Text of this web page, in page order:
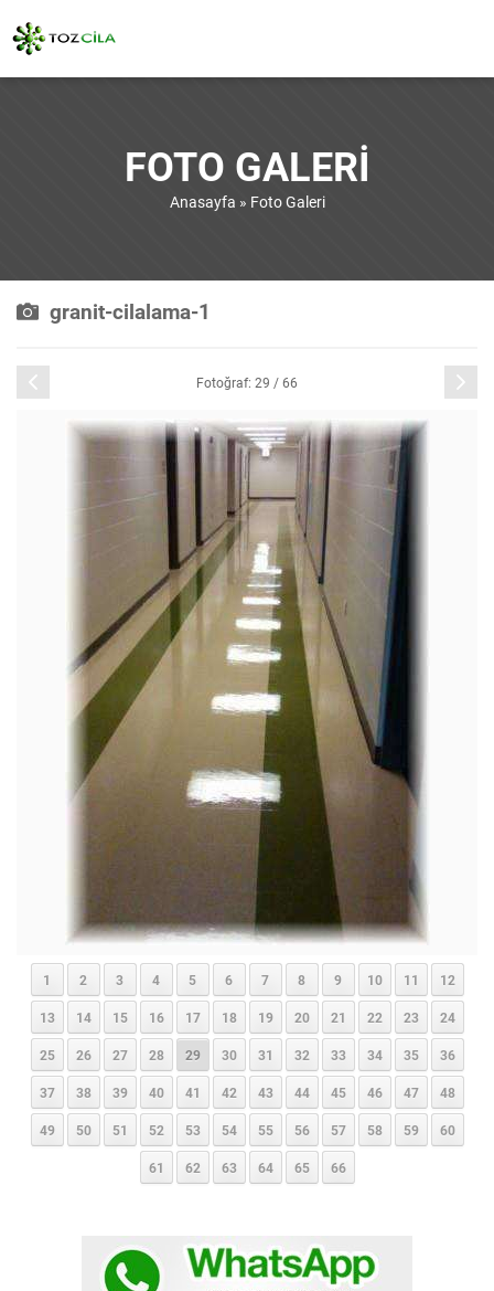
FOTO GALERI
Anasayfa » Foto Galeri
granit-cilalama-1
Fotoğraf: 29 / 66
1 2 3 4 5 6 7 8 9 10 11 12
13 14 15 16 17 18 19 20 21 22 23 24
25 26 27 28 29 30 31 32 33 34 35 36
37 38 39 40 41 42 43 44 45 46 47 48
49 50 51 52 53 54 55 56 57 58 59 60
61 62 63 64 65 66